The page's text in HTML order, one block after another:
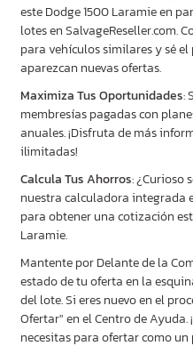
este Dodge 1500 Laramie en
lotes en SalvageReseller.com.
para vehículos similares y sé
aparezcan nuevas ofertas.
Maximiza Tus Oportunidades:
membresías pagadas con
anuales. ¡Disfruta de más
ilimitadas!
Calcula Tus Ahorros: ¿Curioso
nuestra calculadora integrada
para obtener una cotización
Laramie.
Mantente por Delante de la
estado de tu oferta en la
del lote. Si eres nuevo en el
Ofertar" en el Centro de Ayuda.
necesitas para ofertar como